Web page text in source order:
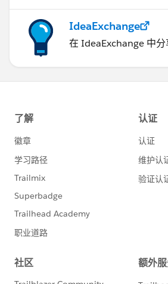
IdeaExchange
在 IdeaExchange 中分